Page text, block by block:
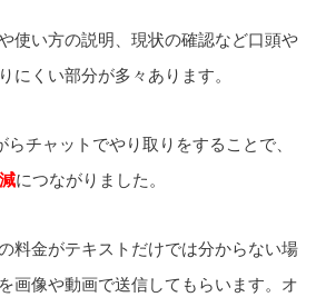
使い方の説明、現状の確認など口頭や
にくい部分が多々あります。
チャットでやり取りをすることで、
につながりました。
料金がテキストだけでは分からない場
画像や動画で送信してもらいます。オ